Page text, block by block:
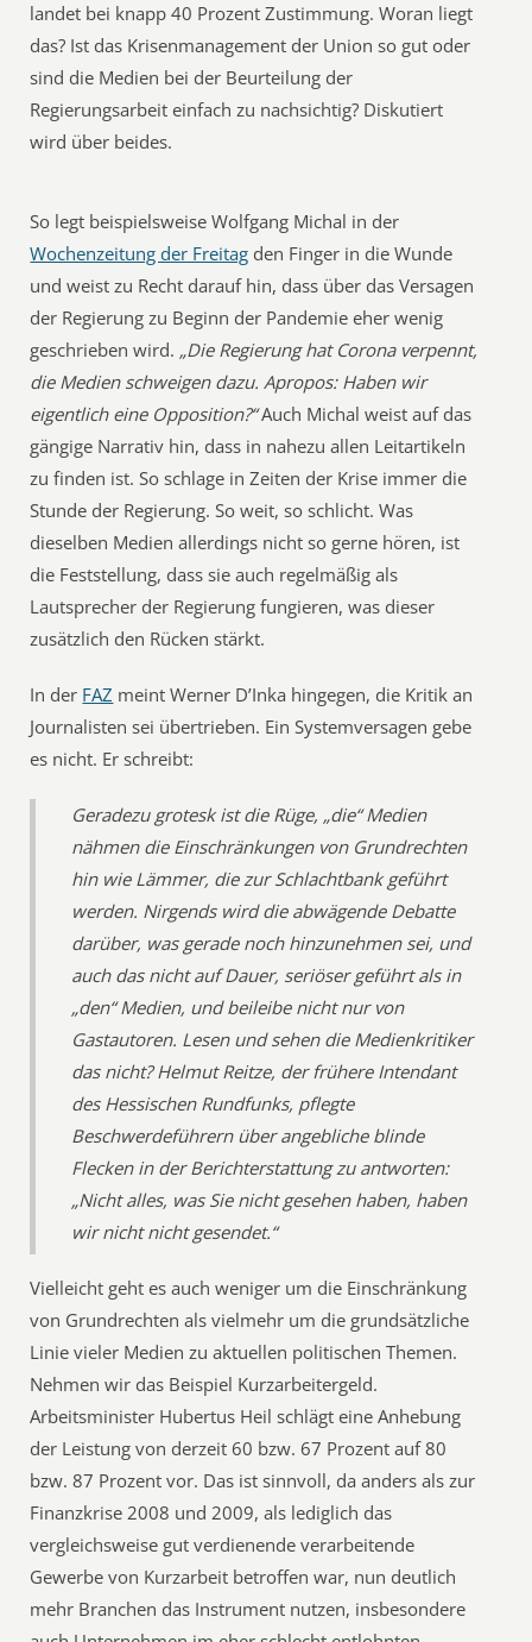
landet bei knapp 40 Prozent Zustimmung. Woran liegt
das? Ist das Krisenmanagement der Union so gut oder
sind die Medien bei der Beurteilung der
Regierungsarbeit einfach zu nachsichtig? Diskutiert
wird über beides.
So legt beispielsweise Wolfgang Michal in der
Wochenzeitung der Freitag den Finger in die Wunde
und weist zu Recht darauf hin, dass über das Versagen
der Regierung zu Beginn der Pandemie eher wenig
geschrieben wird. „Die Regierung hat Corona verpennt,
die Medien schweigen dazu. Apropos: Haben wir
eigentlich eine Opposition?“Auch Michal weist auf das
gängige Narrativ hin, dass in nahezu allen Leitartikeln
zu finden ist. So schlage in Zeiten der Krise immer die
Stunde der Regierung. So weit, so schlicht. Was
dieselben Medien allerdings nicht so gerne hören, ist
die Feststellung, dass sie auch regelmäßig als
Lautsprecher der Regierung fungieren, was dieser
zusätzlich den Rücken stärkt.
In der FAZ meint Werner D’Inka hingegen, die Kritik an
Journalisten sei übertrieben. Ein Systemversagen gebe
es nicht. Er schreibt:
Geradezu grotesk ist die Rüge, „die“ Medien
nähmen die Einschränkungen von Grundrechten
hin wie Lämmer, die zur Schlachtbank geführt
werden. Nirgends wird die abwägende Debatte
darüber, was gerade noch hinzunehmen sei, und
auch das nicht auf Dauer, seriöser geführt als in
„den“ Medien, und beileibe nicht nur von
Gastautoren. Lesen und sehen die Medienkritiker
das nicht? Helmut Reitze, der frühere Intendant
des Hessischen Rundfunks, pflegte
Beschwerdeführern über angebliche blinde
Flecken in der Berichterstattung zu antworten:
„Nicht alles, was Sie nicht gesehen haben, haben
wir nicht nicht gesendet.“
Vielleicht geht es auch weniger um die Einschränkung
von Grundrechten als vielmehr um die grundsätzliche
Linie vieler Medien zu aktuellen politischen Themen.
Nehmen wir das Beispiel Kurzarbeitergeld.
Arbeitsminister Hubertus Heil schlägt eine Anhebung
der Leistung von derzeit 60 bzw. 67 Prozent auf 80
bzw. 87 Prozent vor. Das ist sinnvoll, da anders als zur
Finanzkrise 2008 und 2009, als lediglich das
vergleichsweise gut verdienende verarbeitende
Gewerbe von Kurzarbeit betroffen war, nun deutlich
mehr Branchen das Instrument nutzen, insbesondere